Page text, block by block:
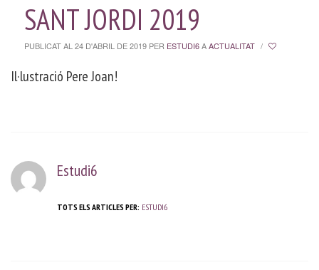
SANT JORDI 2019
PUBLICAT AL 24 D'ABRIL DE 2019 PER ESTUDI6AACTUALITAT /
Il·lustració Pere Joan!
Estudi6
TOTS ELS ARTICLES PER: ESTUDI6